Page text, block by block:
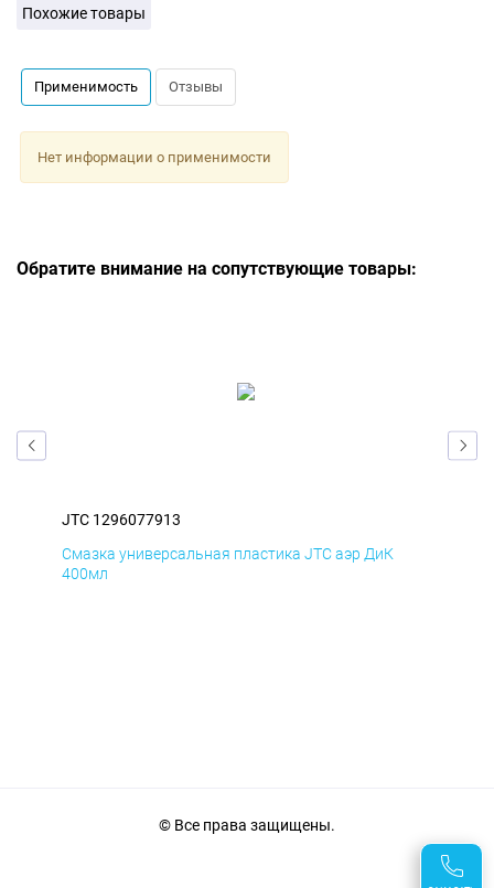
Похожие товары
Применимость Отзывы
Нет информации о применимости
Обратите внимание на сопутствующие товары:
JTC 1296077913
Смазка универсальная пластика JTC аэр ДиК
400мл
© Все права защищены.